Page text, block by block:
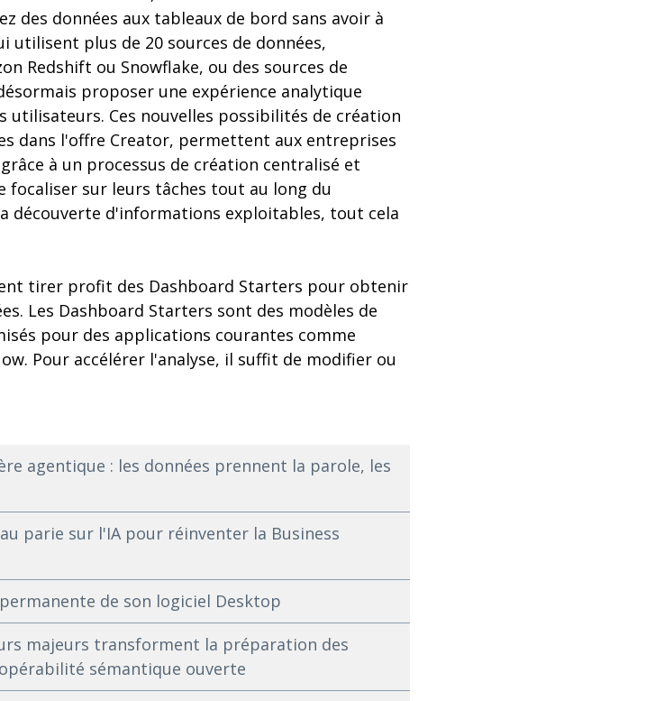
des données aux tableaux de bord sans avoir à
utilisent plus de 20 sources de données,
Redshift ou Snowflake, ou des sources de
proposer une expérience analytique
utilisateurs. Ces nouvelles possibilités de création
dans l'offre Creator, permettent aux entreprises
à un processus de création centralisé et
focaliser sur leurs tâches tout au long du
découverte d'informations exploitables, tout cela
tirer profit des Dashboard Starters pour obtenir
Les Dashboard Starters sont des modèles de
pour des applications courantes comme
Pour accélérer l'analyse, il suffit de modifier ou
agentique : les données prennent la parole, les
parie sur l'IA pour réinventer la Business
de son logiciel Desktop
majeurs transforment la préparation des
sémantique ouverte